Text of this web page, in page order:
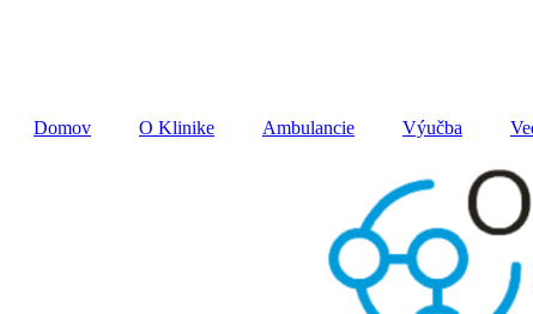
Domov O Klinike Ambulancie Výučba